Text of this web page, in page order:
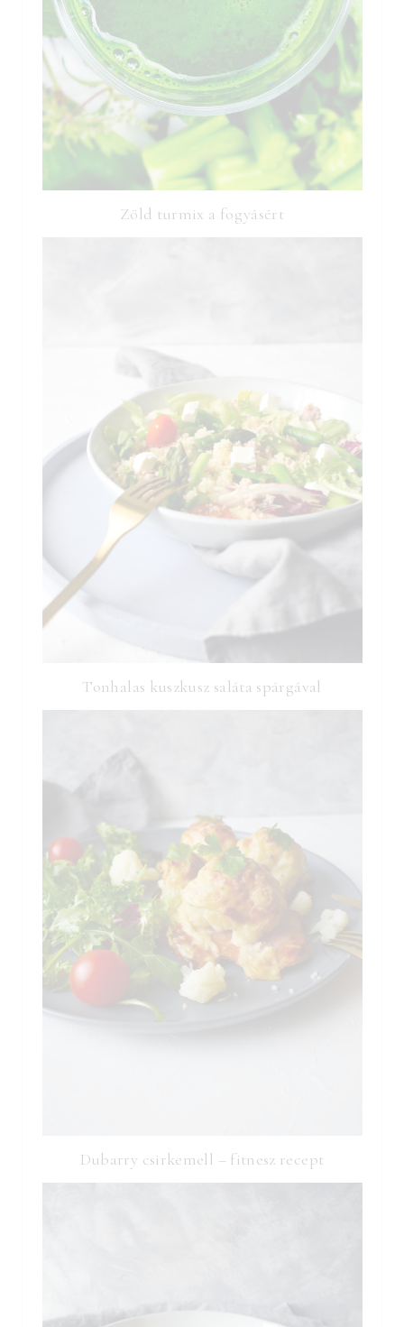
Zöld turmix a fogyásért
Tonhalas kuszkusz saláta spárgával
Dubarry csirkemell – fitnesz recept